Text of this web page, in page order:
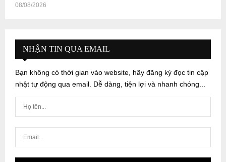
08/08/2026
NHẬN TIN QUA EMAIL
Bạn không có thời gian vào website, hãy đăng ký đọc tin cập
nhật tự động qua email. Dễ dàng, tiện lợi và nhanh chóng...